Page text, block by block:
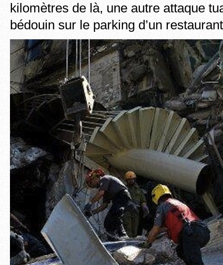
kilomètres de là, une autre attaque
bédouin sur le parking d’un